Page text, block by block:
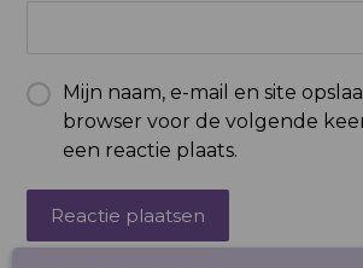
Mijn naam, e-mail en site
browser voor de volgende
een reactie plaats.
Reactie plaatsen